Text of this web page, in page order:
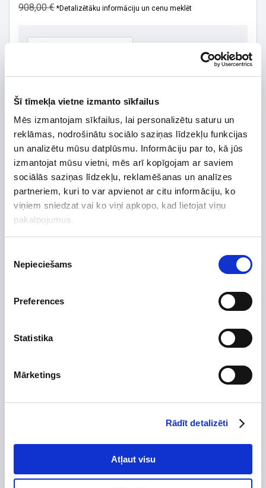
Šī tīmekļa vietne izmanto sīkfailus
Mēs izmantojam sīkfailus, lai personalizētu saturu un
reklāmas, nodrošinātu sociālo saziņas līdzekļu funkcijas
un analizētu mūsu datplūsmu. Informāciju par to, kā jūs
izmantojat mūsu vietni, mēs arī kopīgojam ar saviem
sociālās saziņas līdzekļu, reklamēšanas un analīzes
partneriem, kuri to var apvienot ar citu informāciju, ko
viņiem sniedzat vai ko viņi apkopo, kad lietojat viņu
pakalpojumus.
izvēle
Nepieciešams
Preferences
Statistika
Mārketings
Rādīt detalizēti
Atļaut visu
908,00 € *Detalizētāku informāciju un cenu meklēt
Preces apraksts
Ražotājs
Augstums, mm
300
Platums, mm
Toshiba Haori ar videi draudzīgu R32 freonu - garantēta
tekstila pārklājumu. Plašs krāsu klāsts:
• bēša
• zilgani smaragds
izmantojot Google Home Assitant vai Amazon Alexa.
• efektīva telpas apsildīšana līdz -15 ° C āra gaisa